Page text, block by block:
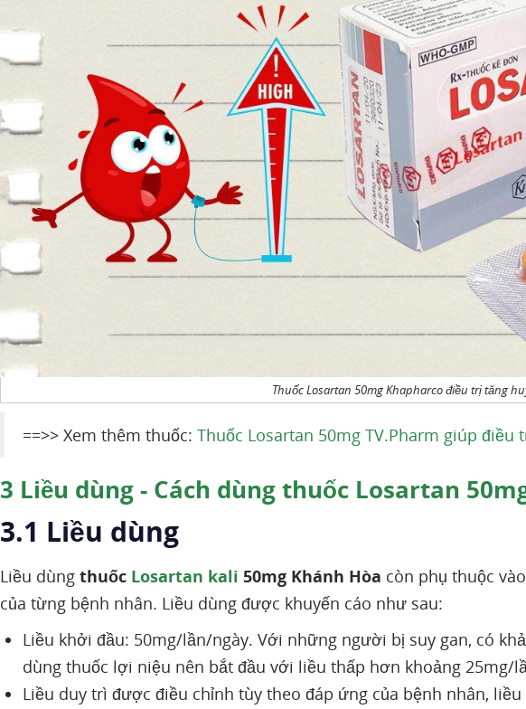
Thuốc Losartan 50mg Khapharco điều trị tăng
==>> Xem thêm thuốc: Thuốc Losartan 50mg TV.Pharm giúp điều
3 Liều dùng - Cách dùng thuốc Losartan
3.1 Liều dùng
Liều dùng thuốc Losartan kali 50mg Khánh Hòa còn phụ thuộc
của từng bệnh nhân. Liều dùng được khuyến cáo như sau:
Liều khởi đầu: 50mg/lần/ngày. Với những người bị suy gan, có
dùng thuốc lợi niệu nên bắt đầu với liều thấp hơn khoảng 25mg/
Liều duy trì được điều chỉnh tùy theo đáp ứng của bệnh nhân,